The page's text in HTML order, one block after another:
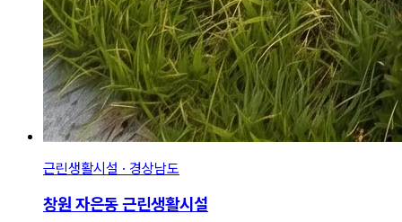
근린생활시설 · 경상남도
창원 자은동 근린생활시설